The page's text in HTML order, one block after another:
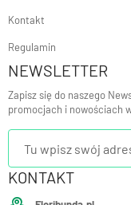
Kontakt
Regulamin
NEWSLETTER
Zapisz się do naszego
promocjach i nowościach
KONTAKT